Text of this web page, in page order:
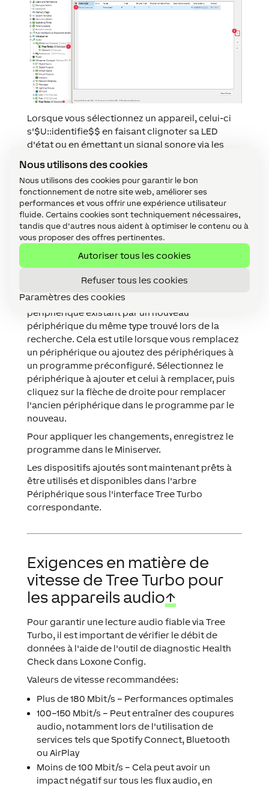
Nous utilisons des cookies
Nous utilisons des cookies pour garantir le bon
fonctionnement de notre site web, améliorer ses
performances et vous offrir une expérience utilisateur
fluide. Certains cookies sont techniquement nécessaires,
tandis que d'autres nous aident à optimiser le contenu ou à
vous proposer des offres pertinentes.
Autoriser tous les cookies
Refuser tous les cookies
Paramètres des cookies
Lorsque vous sélectionnez un appareil, celui-ci
s'$U::identifie$$ en faisant clignoter sa LED
d'état ou en émettant un signal sonore via les
de nommer facilement l'appareil.
Sélectionnez le dispositif souhaité, attribuez-lui
un nom, une pièce et un lieu d'installation et
ajoutez-le à la programmation à l'aide du bouton
Appairer l'appareilou+.
La partie droite de la fenêtre répertorie tous les
appareils qui font déjà partie du programme.
mes appareils.
Vous pouvez également remplacer un
périphérique existant par un nouveau
périphérique du même type trouvé lors de la
recherche. Cela est utile lorsque vous remplacez
un périphérique ou ajoutez des périphériques à
un programme préconfiguré. Sélectionnez le
périphérique à ajouter et celui à remplacer, puis
cliquez sur la flèche de droite pour remplacer
l'ancien périphérique dans le programme par le
nouveau.
Pour appliquer les changements, enregistrez le
programme dans le Miniserver.
Les dispositifs ajoutés sont maintenant prêts à
être utilisés et disponibles dans l'arbre
Périphérique sous l'interface Tree Turbo
correspondante.
Exigences en matière de
vitesse de Tree Turbo pour
les appareils audio↑
Pour garantir une lecture audio fiable via Tree
Turbo, il est important de vérifier le débit de
données à l'aide de l'outil de diagnostic Health
Check dans Loxone Config.
Valeurs de vitesse recommandées:
Plus de 180 Mbit/s – Performances optimales
100–150 Mbit/s – Peut entraîner des coupures
audio, notamment lors de l'utilisation de
services tels que Spotify Connect, Bluetooth
ou AirPlay
Moins de 100 Mbit/s – Cela peut avoir un
impact négatif sur tous les flux audio, en